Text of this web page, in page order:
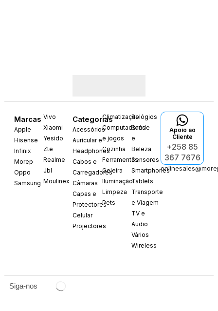
Marcas
Apple
Hisense
Infinix
Morep
Oppo
Samsung
Vivo
Xiaomi
Yesido
Zte
Realme
Jbl
Moulinex
Categorias
Acessórios
Auricular e
Headphones
Cabos e
Carregadores
Câmaras
Capas e
Protectores
Celular
Projectores
Climatização
Computadores
e jogos
Cozinha
Ferramentas
Geleira
Iluminação
Limpeza
Pets
Relógios
Saúde
e
Beleza
Sensores
Smartphones
Tablets
Transporte
e Viagem
TV e
Audio
Vários
Wireless
Apoio ao
Cliente
+258 85
367 7676
Siga-nos